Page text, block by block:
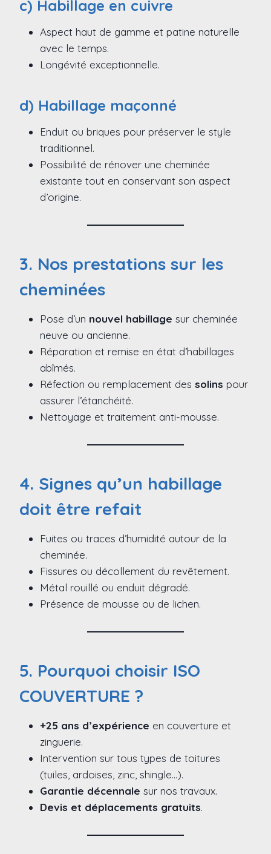
c) Habillage en cuivre
Aspect haut de gamme et patine naturelle
avec le temps.
Longévité exceptionnelle.
d) Habillage maçonné
Enduit ou briques pour préserver le style
traditionnel.
Possibilité de rénover une cheminée
existante tout en conservant son aspect
d’origine.
3. Nos prestations sur les
cheminées
Pose d’un nouvel habillage sur cheminée
neuve ou ancienne.
Réparation et remise en état d’habillages
abîmés.
Réfection ou remplacement des solins pour
assurer l’étanchéité.
Nettoyage et traitement anti-mousse.
4. Signes qu’un habillage
doit être refait
Fuites ou traces d’humidité autour de la
cheminée.
Fissures ou décollement du revêtement.
Métal rouillé ou enduit dégradé.
Présence de mousse ou de lichen.
5. Pourquoi choisir ISO
COUVERTURE ?
+25 ans d’expérience en couverture et
zinguerie.
Intervention sur tous types de toitures
(tuiles, ardoises, zinc, shingle…).
Garantie décennale sur nos travaux.
Devis et déplacements gratuits.